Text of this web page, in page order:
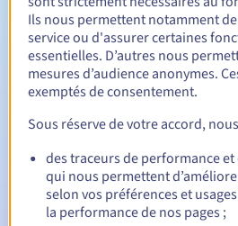
Période de rédemption
Notifications automatiques :
Emails d'avertissement :60, 30,
date d'échéance
E-mail le jour de l'expirationpour
Ils nous permettent notamment
service ou d'assurer certaines
essentielles. D’autres nous
mesures d’audience anonymes.
exemptés de consentement.
Sous réserve de votre accord,
des traceurs de performance
qui nous permettent
selon vos préférences et
la performance de nos pages ;